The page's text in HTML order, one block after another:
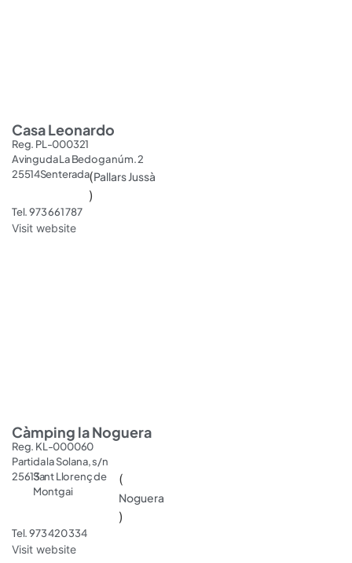
Casa Leonardo
Reg. PL-000321
Avinguda La Bedoga núm. 2
25514Senterada(Pallars Jussà
)
Tel. 973 661 787
Visit website
Càmping la Noguera
Reg. KL-000060
Partida la Solana, s/n
25613Sant Llorenç de
Montgai
(
Noguera
)
Tel. 973 420 334
Visit website